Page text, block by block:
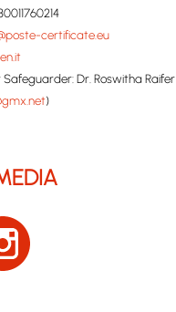
certificate.eu
Dr. Roswitha Raifer
)